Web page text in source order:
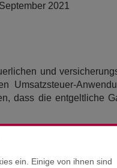
ein. Einige von ihnen sind
September 2021
und
Umsatzsteuer-
dass die entgeltliche
durch Kfz-
eines